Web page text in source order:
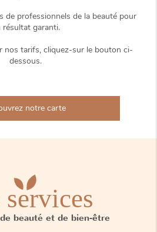
de professionnels de la beauté pour
résultat garanti.
nos tarifs, cliquez-sur le bouton ci-
dessous.
notre carte
beauté et de bien-être